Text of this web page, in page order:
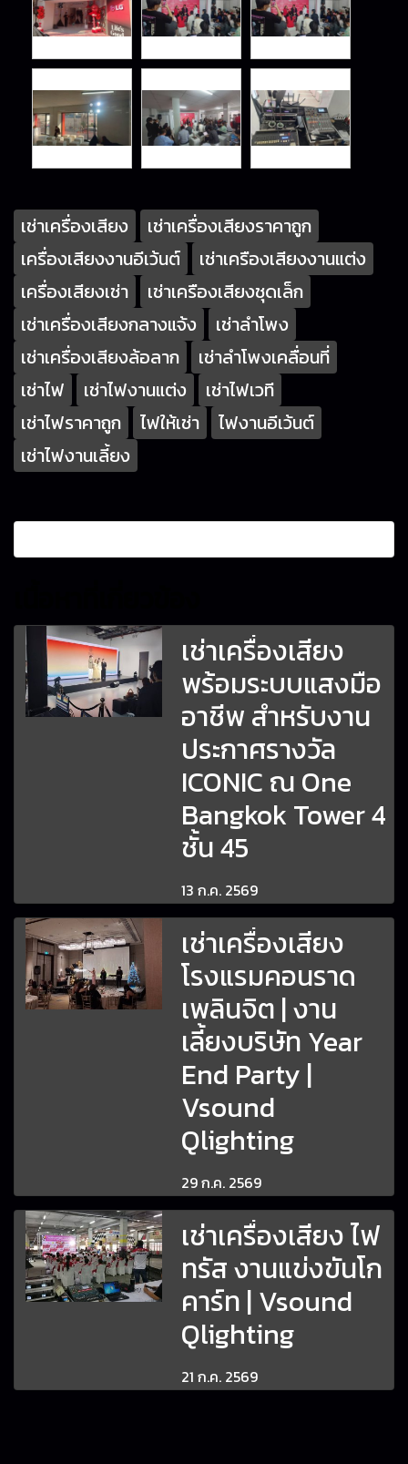
เช่าเครื่องเสียง
เช่าเครื่องเสียงราคาถูก
เครื่องเสียงงานอีเว้นต์
เช่าเครืองเสียงงานแต่ง
เครื่องเสียงเช่า
เช่าเครืองเสียงชุดเล็ก
เช่าเครื่องเสียงกลางแจ้ง
เช่าลำโพง
เช่าเครื่องเสียงล้อลาก
เช่าลำโพงเคลื่อนที่
เช่าไฟ
เช่าไฟงานแต่ง
เช่าไฟเวที
เช่าไฟราคาถูก
ไฟให้เช่า
ไฟงานอีเว้นต์
เช่าไฟงานเลี้ยง
เช่าเครื่องเสียง
พร้อมระบบแสงมือ
อาชีพ สำหรับงาน
ประกาศรางวัล
ICONIC ณ One
Bangkok Tower 4
ชั้น 45
13 ก.ค. 2569
เช่าเครื่องเสียง
โรงแรมคอนราด
เพลินจิต | งาน
เลี้ยงบริษัท Year
End Party |
Vsound
Qlighting
29 ก.ค. 2569
เช่าเครื่องเสียง ไฟ
ทรัส งานแข่งขันโก
คาร์ท | Vsound
Qlighting
21 ก.ค. 2569